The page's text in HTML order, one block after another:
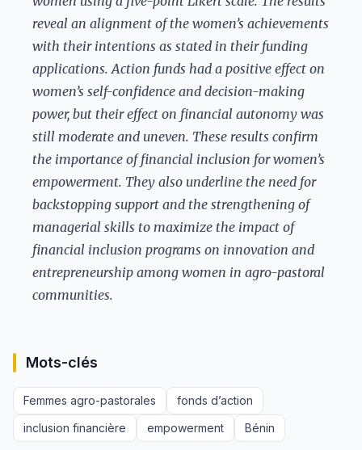
reveal an alignment of the women’s achievements
with their intentions as stated in their funding
applications. Action funds had a positive effect on
women’s self-confidence and decision-making
power, but their effect on financial autonomy was
still moderate and uneven. These results confirm
the importance of financial inclusion for women’s
empowerment. They also underline the need for
backstopping support and the strengthening of
managerial skills to maximize the impact of
financial inclusion programs on innovation and
entrepreneurship among women in agro-pastoral
communities.
Mots-clés
Femmes agro-pastorales
fonds d’action
inclusion financière
empowerment Bénin